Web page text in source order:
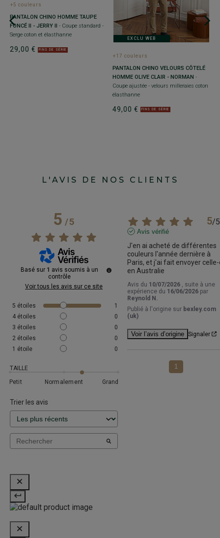
+5 couleurs
PANTALON CHINO HOMME TAUPE
FONCÉ II - JERRY II - Coupe standard -
Serge coton et élasthanne
29,00 € FINS DE SÉRIE
EXCLU WEB
+17 couleurs
PANTALON CHINO VELOURS CÔTELÉ
HOMME OLIVE CLAIR - NORMAN -
Coupe ajustée - velours milleraies coton
élasthanne
49,00 € FINS DE SÉRIE
L'AVIS DE NOS CLIENTS
5/5
Basé sur 1 avis soumis à un
contrôle
Voir tous les avis sur ce site
5 étoiles
1
4 étoiles
0
3 étoiles
0
2 étoiles
0
1 étoile 0
TAILLE
Petit
Normalement Grand
Trier les avis
5/5
Avis vérifié
J'en ai acheté de différentes
couleurs l'année dernière à
Paris, et j'ai fait envoyer
en Australie
Avis du 10/07/2026 , suite à une
expérience du 16/06/2026 par
Reynold N.
Publié à l'origine sur bexley.com
(uk)
Voir l’avis d’origine Signaler
1